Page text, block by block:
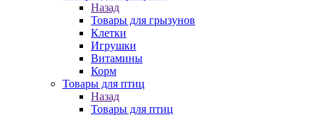
Назад
Товары для грызунов
Клетки
Игрушки
Витамины
Корм
Товары для птиц
Назад
Товары для птиц